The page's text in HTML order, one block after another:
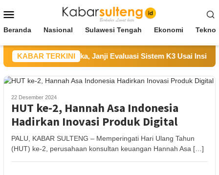
ke
Mobile
Beranda Nasional Sulawesi Tengah Ekonomi
KABAR TERKINI
Sampaikan Duka, Janji Evaluasi Sistem K3 Usai Insiden
22 Desember 2024
HUT ke-2, Hannah Asa Indonesia
Hadirkan Inovasi Produk Digital
PALU, KABAR SULTENG – Memperingati Hari Ulang Tahun
(HUT) ke-2, perusahaan konsultan keuangan Hannah Asa […]